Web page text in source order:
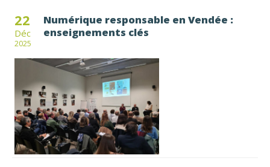
22
Déc
2025
Numérique responsable en Vendée :
enseignements clés